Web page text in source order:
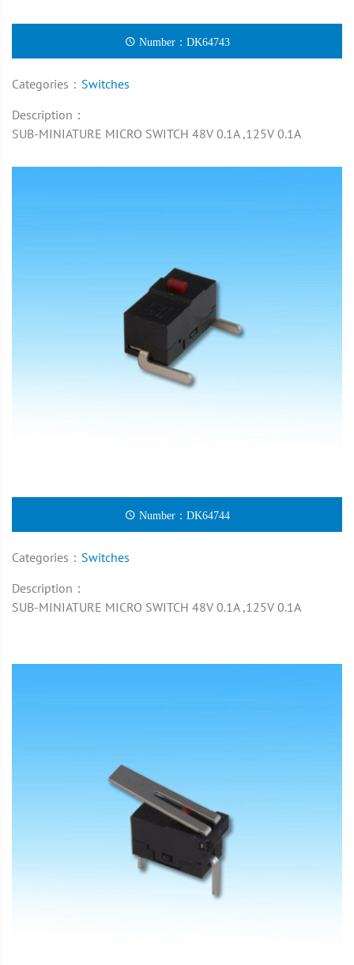
Number：DK64743
Categories： Switches
Description：
SUB-MINIATURE MICRO SWITCH 48V 0.1A ,125V 0.1A
Number：DK64744
Categories： Switches
Description：
SUB-MINIATURE MICRO SWITCH 48V 0.1A ,125V 0.1A